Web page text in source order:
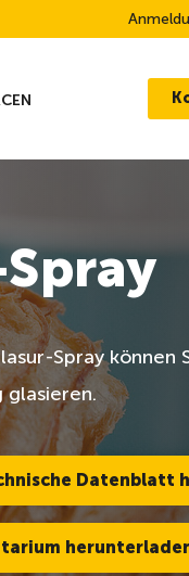
Spray können
glasieren.
Datenblatt